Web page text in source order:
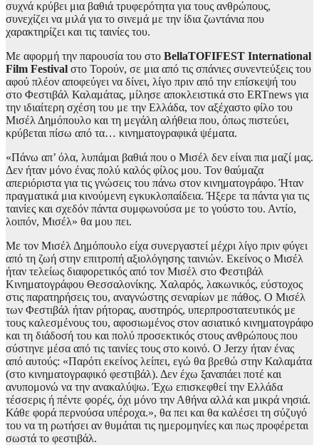
συχνά κρύβει μια βαθιά τρυφερότητα για τους ανθρώπους,
συνεχίζει να μιλά για το σινεμά με την ίδια ζωντάνια που
χαρακτηρίζει και τις ταινίες του.
Με αφορμή την παρουσία του στο BellaTOFIFEST International
Film Festival στο Τορούν, σε μια από τις σπάνιες συνεντεύξεις του
αφού πλέον αποφεύγει να δίνει, λίγο πριν από την επίσκεψή του
στο Φεστιβάλ Καλαμάτας, μίλησε αποκλειστικά στο ERTnews για
την ιδιαίτερη σχέση του με την Ελλάδα, τον αξέχαστο φίλο του
Μισέλ Δημόπουλο και τη μεγάλη αλήθεια που, όπως πιστεύει,
κρύβεται πίσω από τα… κινηματογραφικά ψέματα.
«Πάνω απ’ όλα, λυπάμαι βαθιά που ο Μισέλ δεν είναι πια μαζί μας.
Δεν ήταν μόνο ένας πολύ καλός φίλος μου. Τον θαύμαζα
απεριόριστα για τις γνώσεις του πάνω στον κινηματογράφο. Ήταν
πραγματικά μια κινούμενη εγκυκλοπαίδεια. Ήξερε τα πάντα για τις
ταινίες και σχεδόν πάντα συμφωνούσα με το γούστο του. Αντίο,
λοιπόν, Μισέλ» θα μου πει.
Με τον Μισέλ Δημόπουλο είχα συνεργαστεί μέχρι λίγο πριν φύγει
από τη ζωή στην επιτροπή αξιολόγησης ταινιών. Εκείνος ο Μισέλ
ήταν τελείως διαφορετικός από τον Μισέλ στο Φεστιβάλ
Κινηματογράφου Θεσσαλονίκης. Χαλαρός, λακωνικός, εύστοχος
στις παρατηρήσεις του, αναγνώστης σεναρίων με πάθος. Ο Μισέλ
των Φεστιβάλ ήταν ρήτορας, αυστηρός, υπερπροστατευτικός με
τους καλεσμένους του, αφοσιωμένος στον ασιατικό κινηματογράφο
και τη διάδοσή του και πολύ προσεκτικός στους ανθρώπους που
σύστηνε μέσα από τις ταινίες τους στο κοινό. Ο Jerzy ήταν ένας
από αυτούς: «Παρότι εκείνος λείπει, εγώ θα βρεθώ στην Καλαμάτα
(στο κινηματογραφικό φεστιβάλ). Δεν έχω ξαναπάει ποτέ και
ανυπομονώ να την ανακαλύψω. Έχω επισκεφθεί την Ελλάδα
τέσσερις ή πέντε φορές, όχι μόνο την Αθήνα αλλά και μικρά νησιά.
Κάθε φορά περνούσα υπέροχα.», θα πει και θα καλέσει τη σύζυγό
του να τη ρωτήσει αν θυμάται τις ημερομηνίες και πως προφέρεται
σωστά το φεστιβάλ.